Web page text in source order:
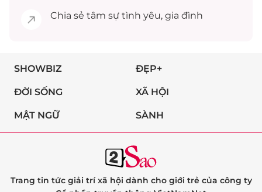
Chia sẻ tâm sự tình yêu, gia đình
SHOWBIZ ĐẸP+
ĐỜI SỐNG XÃ HỘI
MẬT NGỮ SÀNH
Trang tin tức giải trí xã hội dành cho giới trẻ của công ty